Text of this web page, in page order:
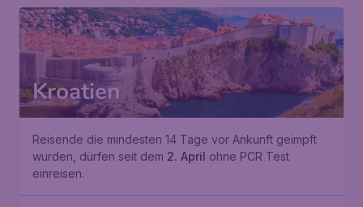
Kroatien
Reisende die mindesten 14 Tage vor Ankunft geimpft
wurden, dürfen seit dem 2. April ohne PCR Test
einreisen.